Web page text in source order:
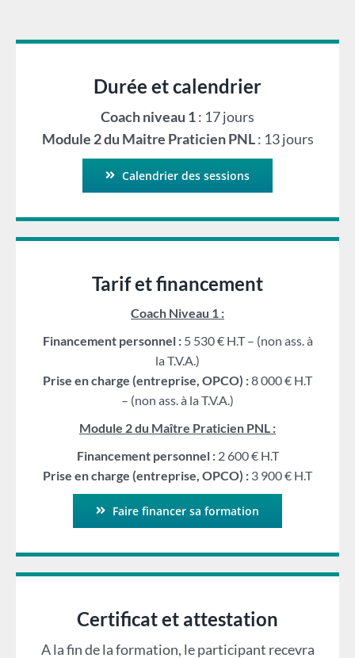
Durée et calendrier
Coach niveau 1: 17 jours
Module 2 du Maitre Praticien PNL: 13 jours
Calendrier des sessions
Tarif et financement
Coach Niveau 1 :
Financement personnel : 5 530 € H.T – (non ass. à
la T.V.A.)
Prise en charge (entreprise, OPCO) :8 000 € H.T
– (non ass. à la T.V.A.)
Module 2 du Maître Praticien PNL :
Financement personnel : 2 600 € H.T
Prise en charge (entreprise, OPCO) : 3 900 € H.T
Faire financer sa formation
Certificat et attestation
A la fin de la formation, le participant recevra